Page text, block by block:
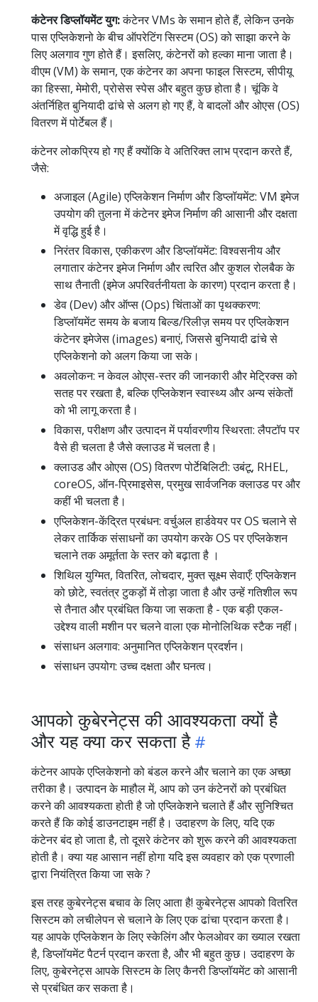
कंटेनर डिप्लॉयमेंट युग:कंटेनर VMs के समान होते हैं, लेकिन उनके
पास एप्लिकेशनो के बीच ऑपरेटिंग सिस्टम (OS) को साझा करने के
लिए अलगाव गुण होते हैं। इसलिए, कंटेनरों को हल्का माना जाता है।
वीएम (VM) के समान, एक कंटेनर का अपना फाइल सिस्टम, सीपीयू
का हिस्सा, मेमोरी, प्रोसेस स्पेस और बहुत कुछ होता है। चूंकि वे
अंतर्निहित बुनियादी ढांचे से अलग हो गए हैं, वे बादलों और ओएस (OS)
वितरण में पोर्टेबल हैं।
कंटेनर लोकप्रिय हो गए हैं क्योंकि वे अतिरिक्त लाभ प्रदान करते हैं,
जैसे:
अजाइल (Agile) एप्लिकेशन निर्माण और डिप्लॉयमेंट: VM इमेज
उपयोग की तुलना में कंटेनर इमेज निर्माण की आसानी और दक्षता
में वृद्धि हुई है।
निरंतर विकास, एकीकरण और डिप्लॉयमेंट: विश्वसनीय और
लगातार कंटेनर इमेज निर्माण और त्वरित और कुशल रोलबैक के
साथ तैनाती (इमेज अपरिवर्तनीयता के कारण) प्रदान करता है।
डेव (Dev) और ऑप्स (Ops) चिंताओं का पृथक्करण:
डिप्लॉयमेंट समय के बजाय बिल्ड/रिलीज़ समय पर एप्लिकेशन
कंटेनर इमेजेस (images) बनाएं, जिससे बुनियादी ढांचे से
एप्लिकेशनो को अलग किया जा सके।
अवलोकन: न केवल ओएस-स्तर की जानकारी और मेट्रिक्स को
सतह पर रखता है, बल्कि एप्लिकेशन स्वास्थ्य और अन्य संकेतों
को भी लागू करता है।
विकास, परीक्षण और उत्पादन में पर्यावरणीय स्थिरता: लैपटॉप पर
वैसे ही चलता है जैसे क्लाउड में चलता है।
क्लाउड और ओएस (OS) वितरण पोर्टेबिलिटी: उबंटू, RHEL,
coreOS, ऑन-प्रिमाइसेस, प्रमुख सार्वजनिक क्लाउड पर और
कहीं भी चलता है।
एप्लिकेशन-केंद्रित प्रबंधन: वर्चुअल हार्डवेयर पर OS चलाने से
लेकर तार्किक संसाधनों का उपयोग करके OS पर एप्लिकेशन
चलाने तक अमूर्तता के स्तर को बढ़ाता है ।
शिथिल युग्मित, वितरित, लोचदार, मुक्त सूक्ष्म सेवाएँ: एप्लिकेशन
को छोटे, स्वतंत्र टुकड़ों में तोड़ा जाता है और उन्हें गतिशील रूप
से तैनात और प्रबंधित किया जा सकता है - एक बड़ी एकल-
उद्देश्य वाली मशीन पर चलने वाला एक मोनोलिथिक स्टैक नहीं।
संसाधन अलगाव: अनुमानित एप्लिकेशन प्रदर्शन।
संसाधन उपयोग: उच्च दक्षता और घनत्व।
आपको कुबेरनेट्स की आवश्यकता क्यों है
और यह क्या कर सकता है
कंटेनर आपके एप्लिकेशनो को बंडल करने और चलाने का एक अच्छा
तरीका है। उत्पादन के माहौल में, आप को उन कंटेनरों को प्रबंधित
करने की आवश्यकता होती है जो एप्लिकेशने चलाते हैं और सुनिश्चित
करते हैं कि कोई डाउनटाइम नहीं है। उदाहरण के लिए, यदि एक
कंटेनर बंद हो जाता है, तो दूसरे कंटेनर को शुरू करने की आवश्यकता
होती है। क्या यह आसान नहीं होगा यदि इस व्यवहार को एक प्रणाली
द्वारा नियंत्रित किया जा सके ?
इस तरह कुबेरनेट्स बचाव के लिए आता है! कुबेरनेट्स आपको वितरित
सिस्टम को लचीलेपन से चलाने के लिए एक ढांचा प्रदान करता है।
यह आपके एप्लिकेशन के लिए स्केलिंग और फेलओवर का ख्याल रखता
है, डिप्लॉयमेंट पैटर्न प्रदान करता है, और भी बहुत कुछ। उदाहरण के
लिए, कुबेरनेट्स आपके सिस्टम के लिए कैनरी डिप्लॉयमेंट को आसानी
से प्रबंधित कर सकता है।